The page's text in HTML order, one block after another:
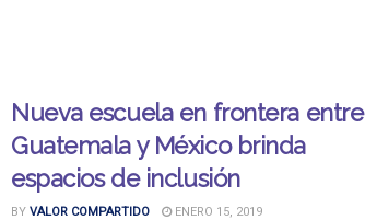
Nueva escuela en frontera entre
Guatemala y México brinda
espacios de inclusión
BY VALOR COMPARTIDO ENERO 15, 2019